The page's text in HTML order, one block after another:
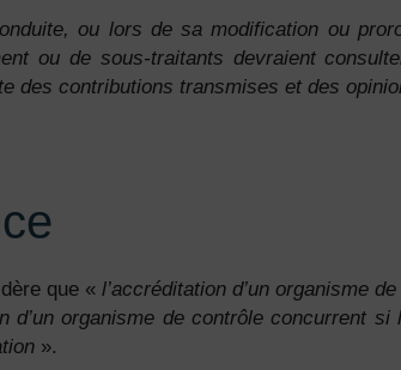
ou lors de sa modification ou
ou de sous-traitants devraient
des contributions transmises et des
que « l’accréditation d’un organisme
d’un organisme de contrôle concurrent
».